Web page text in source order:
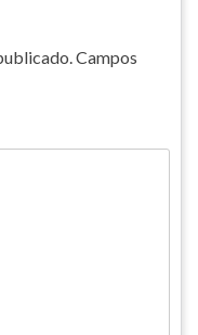
Campos